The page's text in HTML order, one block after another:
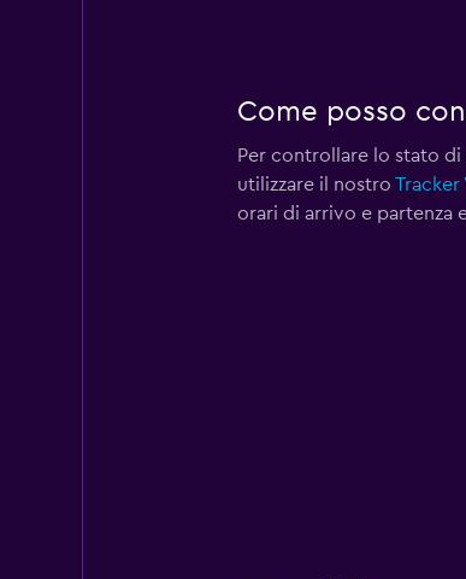
Come posso
Per controllare lo stato di
utilizzare il nostro Tracker
orari di arrivo e partenza